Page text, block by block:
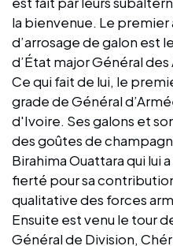
la bienvenue. Le premier
d’arrosage de galon est
d’État major Général
Ce qui fait de lui, le
grade de Général
d'Ivoire. Ses galons et
des goûtes de
Birahima Ouattara qui lui
fierté pour sa
qualitative des forces
Ensuite est venu le tour
Général de Division,